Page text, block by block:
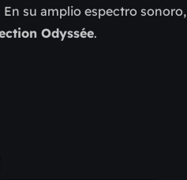
En su amplio espectro
Odyssée.